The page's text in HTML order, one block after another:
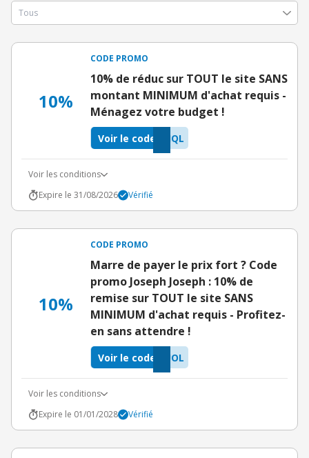
10%
CODE PROMO
10% de réduc sur TOUT le site SANS
montant MINIMUM d'achat requis -
Ménagez votre budget !
JQL
Voir le code
Voir les conditions
Expire le 31/08/2026
Vérifié
10%
CODE PROMO
Marre de payer le prix fort ? Code
promo Joseph Joseph : 10% de
remise sur TOUT le site SANS
MINIMUM d'achat requis - Profitez-
en sans attendre !
UOL
Voir le code
Voir les conditions
Expire le 01/01/2028
Vérifié